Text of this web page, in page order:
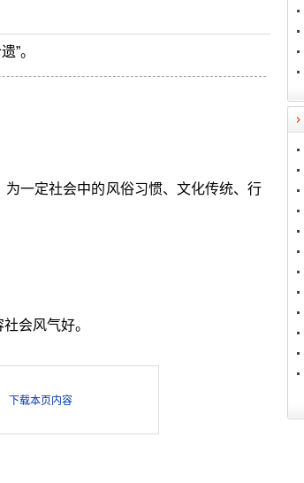
”。
一定社会中的风俗习惯、文化传统、行
会风气好。
下载本页内容